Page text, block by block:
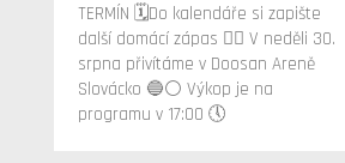
TERMÍN 🗓️Do kalendáře si zapište
další domácí zápas ✍🏻 V neděli 30.
srpna přivítáme v Doosan Areně
Slovácko 🔵⚪️ Výkop je na
programu v 17:00 🕔